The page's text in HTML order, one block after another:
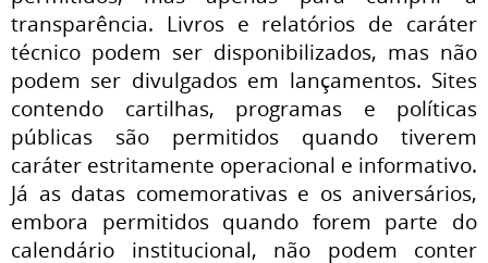
transparência. Livros e relatórios de caráter
técnico podem ser disponibilizados, mas não
podem ser divulgados em lançamentos. Sites
contendo cartilhas, programas e políticas
públicas são permitidos quando tiverem
caráter estritamente operacional e informativo.
Já as datas comemorativas e os aniversários,
embora permitidos quando forem parte do
calendário institucional, não podem conter